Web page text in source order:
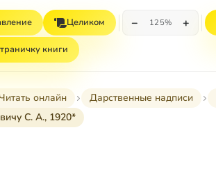
Целиком − 125% +
книги
онлайн Дарственные надписи
С. А., 1920*